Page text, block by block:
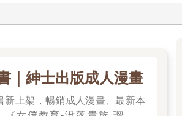
｜紳士出版成人漫畫
新上架，暢銷成人漫畫、最新本